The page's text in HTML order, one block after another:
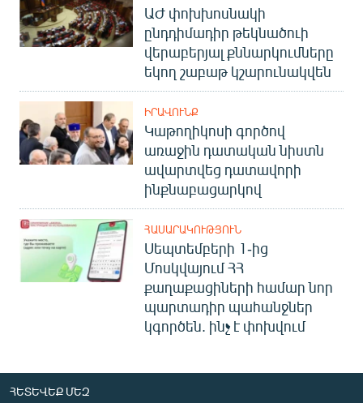
ԱԺ փոխխոսնակի
ընդդիմադիր թեկնածուի
վերաբերյալ քննարկումները
եկող շաբաթ կշարունակվեն
ԻՐԱՎՈՒՆՔ
Կաթողիկոսի գործով
առաջին դատական նիստն
ավարտվեց դատավորի
ինքնաբացարկով
ՀԱՍԱՐԱԿՈՒԹՅՈՒՆ
Սեպտեմբերի 1-ից
Մոսկվայում ՀՀ
քաղաքացիների համար նոր
պարտադիր պահանջներ
կգործեն. ինչ է փոխվում
ՀԵՏԵՎԵՔ ՄԵԶ